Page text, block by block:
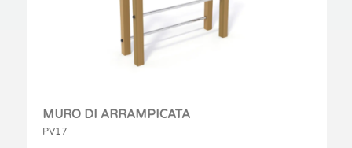
MURO DI ARRAMPICATA
PV17